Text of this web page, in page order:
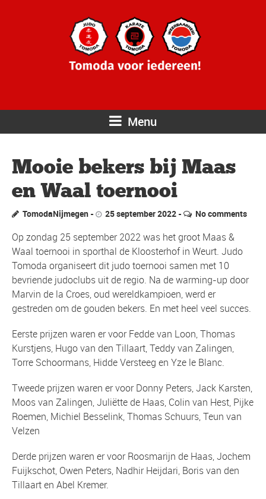
Menu
Mooie bekers bij Maas
en Waal toernooi
TomodaNijmegen 25 september 2022 No comments
Op zondag 25 september 2022 was het groot Maas &
Waal toernooi in sporthal de Kloosterhof in Weurt. Judo
Tomoda organiseert dit judo toernooi samen met 10
bevriende judoclubs uit de regio. Na de warming-up door
Marvin de la Croes, oud wereldkampioen, werd er
gestreden om de gouden bekers. En met heel veel succes.
Eerste prijzen waren er voor Fedde van Loon, Thomas
Kurstjens, Hugo van den Tillaart, Teddy van Zalingen,
Torre Schoormans, Hidde Versteeg en Yze le Blanc.
Tweede prijzen waren er voor Donny Peters, Jack Karsten,
Moos van Zalingen, Juliëtte de Haas, Colin van Hest, Pijke
Roemen, Michiel Besselink, Thomas Schuurs, Teun van
Velzen
Derde prijzen waren er voor Roosmarijn de Haas, Jochem
Fuijkschot, Owen Peters, Nadhir Heijdari, Boris van den
Tillaart en Abel Kremer.